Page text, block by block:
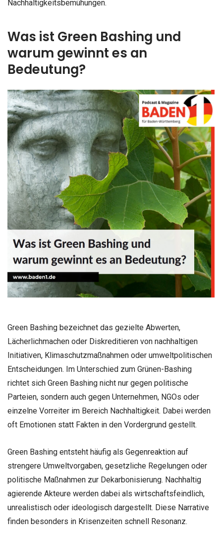
Nachhaltigkeitsbemühungen.
Was ist Green Bashing und
warum gewinnt es an
Bedeutung?
Green Bashing bezeichnet das gezielte Abwerten,
Lächerlichmachen oder Diskreditieren von nachhaltigen
Initiativen, Klimaschutzmaßnahmen oder umweltpolitischen
Entscheidungen. Im Unterschied zum Grünen-Bashing
richtet sich Green Bashing nicht nur gegen politische
Parteien, sondern auch gegen Unternehmen, NGOs oder
einzelne Vorreiter im Bereich Nachhaltigkeit. Dabei werden
oft Emotionen statt Fakten in den Vordergrund gestellt.
Green Bashing entsteht häufig als Gegenreaktion auf
strengere Umweltvorgaben, gesetzliche Regelungen oder
politische Maßnahmen zur Dekarbonisierung. Nachhaltig
agierende Akteure werden dabei als wirtschaftsfeindlich,
unrealistisch oder ideologisch dargestellt. Diese Narrative
finden besonders in Krisenzeiten schnell Resonanz.